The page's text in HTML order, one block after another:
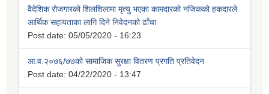
वैदेशिक रोजगारको शिलशिलामा मृत्यु भएका कामदारको नजिकको हकदारले
आर्थिक सहायताका लागि दिने निवेदनको ढाँचा
Post date: 05/05/2020 - 16:23
आ.व.२०७६/७७को सामाजिक सुरक्षा वितरण प्रगति प्रतिवेदन
Post date: 04/22/2020 - 13:47